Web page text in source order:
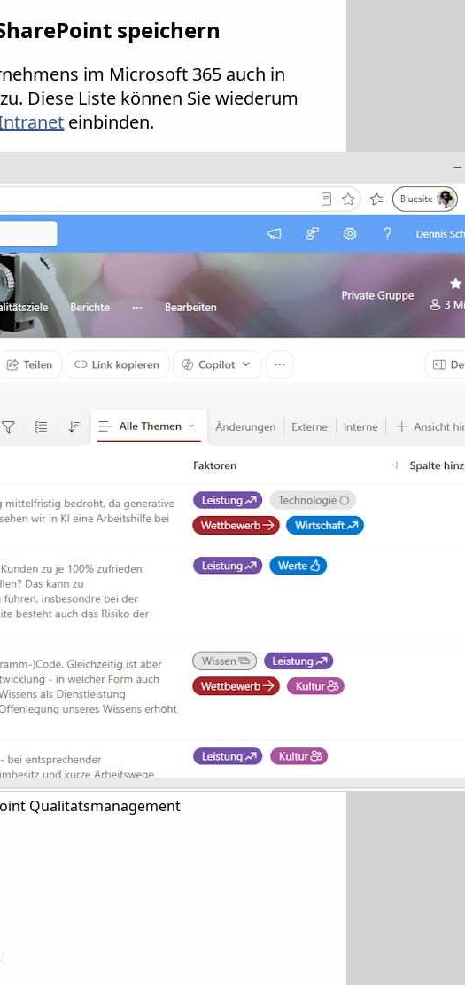
speichern
im Microsoft 365 auch in
Diese Liste können Sie wiederum
einbinden.
Qualitätsmanagement